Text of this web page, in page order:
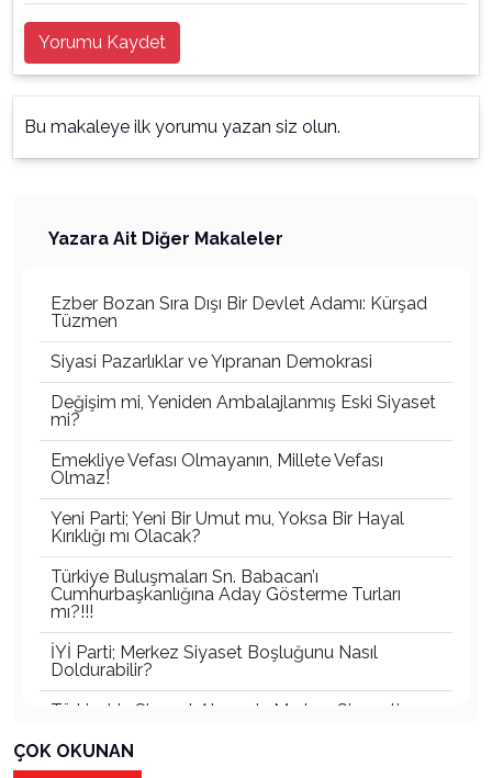
Yorumu Kaydet
Bu makaleye ilk yorumu yazan siz olun.
Yazara Ait Diğer Makaleler
Ezber Bozan Sıra Dışı Bir Devlet Adamı: Kürşad
Tüzmen
Siyasi Pazarlıklar ve Yıpranan Demokrasi
Değişim mi, Yeniden Ambalajlanmış Eski Siyaset
mi?
Emekliye Vefası Olmayanın, Millete Vefası
Olmaz!
Yeni Parti; Yeni Bir Umut mu, Yoksa Bir Hayal
Kırıklığı mı Olacak?
Türkiye Buluşmaları Sn. Babacan’ı
Cumhurbaşkanlığına Aday Gösterme Turları
mı?!!!
İYİ Parti; Merkez Siyaset Boşluğunu Nasıl
Doldurabilir?
Türkiye’de Siyaset Alanında Merkez Siyaseti
Türkiye’nin En Büyük Partisi Belli Oldu!
ÇOK OKUNAN